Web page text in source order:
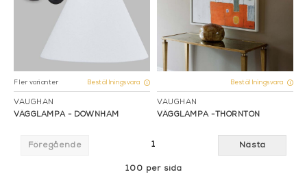
Fler varianter Beställningsvara
VAUGHAN
VÄGGLAMPA - DOWNHAM
Beställningsvara
VAUGHAN
VÄGGLAMPA -THORNTON
Föregående 1 Nästa
100 per sida